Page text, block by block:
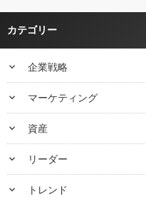
カテゴリー
keyboard_arrow_down 企業戦略
keyboard_arrow_down マーケティング
keyboard_arrow_down 資産
keyboard_arrow_down リーダー
keyboard_arrow_down トレンド